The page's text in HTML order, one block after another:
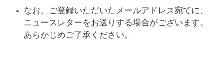
なお、ご登録いただいたメールアドレス宛てに、
ニュースレターをお送りする場合がございます。
あらかじめご了承ください。